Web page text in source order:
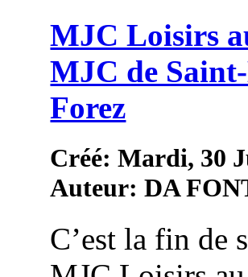
MJC Loisirs
MJC de
Forez
Créé: Mardi, 30
Auteur: DA
C’est la fin de